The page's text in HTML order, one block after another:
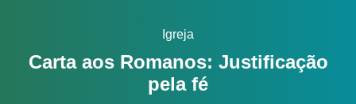
Igreja
Carta aos Romanos: Justificação
pela fé